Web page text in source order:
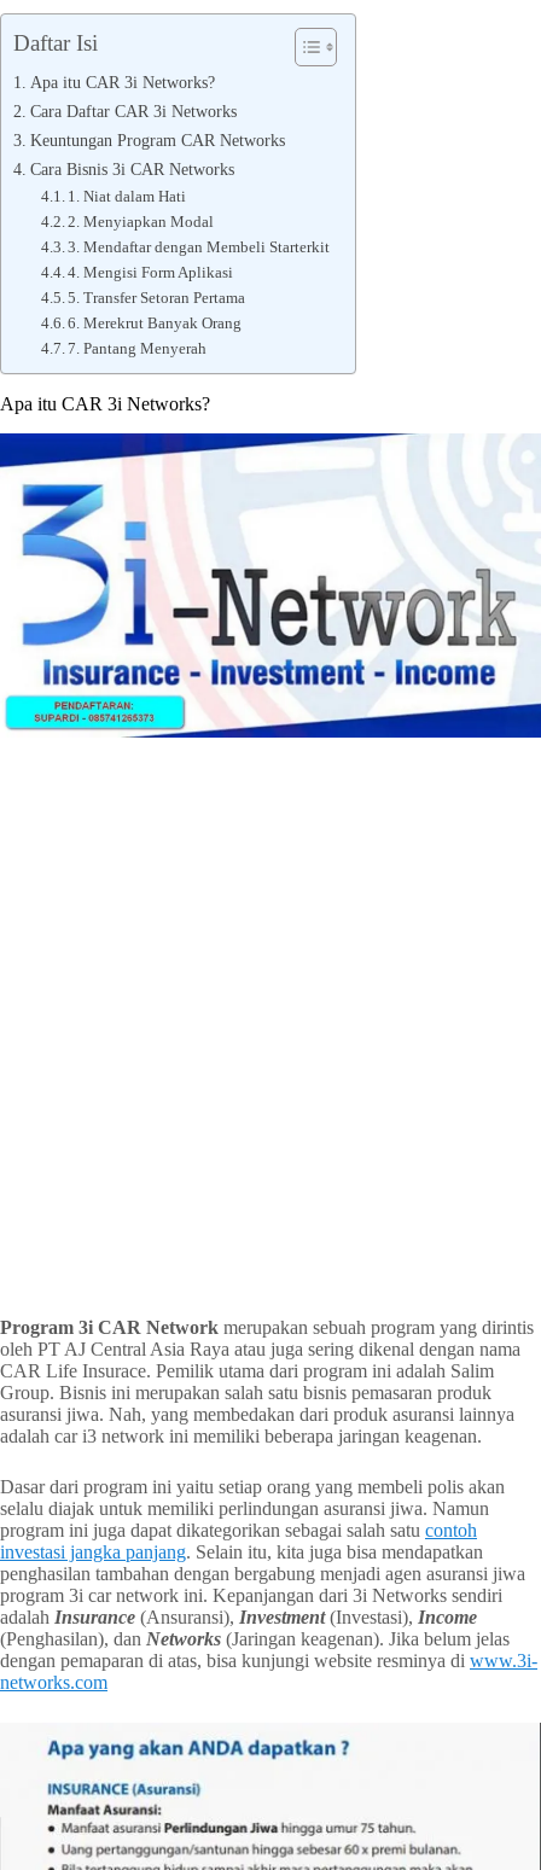
Daftar Isi
Apa itu CAR 3i Networks?
Cara Daftar CAR 3i Networks
Keuntungan Program CAR Networks
Cara Bisnis 3i CAR Networks
1. Niat dalam Hati
2. Menyiapkan Modal
3. Mendaftar dengan Membeli Starterkit
4. Mengisi Form Aplikasi
5. Transfer Setoran Pertama
6. Merekrut Banyak Orang
7. Pantang Menyerah
Apa itu CAR 3i Networks?
Program 3i CAR Network merupakan sebuah program yang dirintis
oleh PT AJ Central Asia Raya atau juga sering dikenal dengan nama
CAR Life Insurace. Pemilik utama dari program ini adalah Salim
Group. Bisnis ini merupakan salah satu bisnis pemasaran produk
asuransi jiwa. Nah, yang membedakan dari produk asuransi lainnya
adalah car i3 network ini memiliki beberapa jaringan keagenan.
Dasar dari program ini yaitu setiap orang yang membeli polis akan
selalu diajak untuk memiliki perlindungan asuransi jiwa. Namun
program ini juga dapat dikategorikan sebagai salah satu contoh
investasi jangka panjang. Selain itu, kita juga bisa mendapatkan
penghasilan tambahan dengan bergabung menjadi agen asuransi jiwa
program 3i car network ini. Kepanjangan dari 3i Networks sendiri
adalah Insurance (Ansuransi), Investment(Investasi), Income
(Penghasilan), dan Networks (Jaringan keagenan). Jika belum jelas
dengan pemaparan di atas, bisa kunjungi website resminya di www.3i-
networks.com